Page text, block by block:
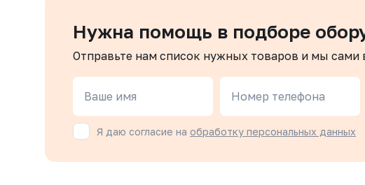
Нужна помощь в подборе
Отправьте нам список нужных товаров и мы
Ваше имя Номер телефона
Я даю согласие на обработку персональных данных